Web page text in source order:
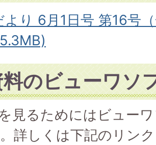
より 6月1日号 第16号
のビューワソ
見るためにはビュー
詳しくは下記のリン